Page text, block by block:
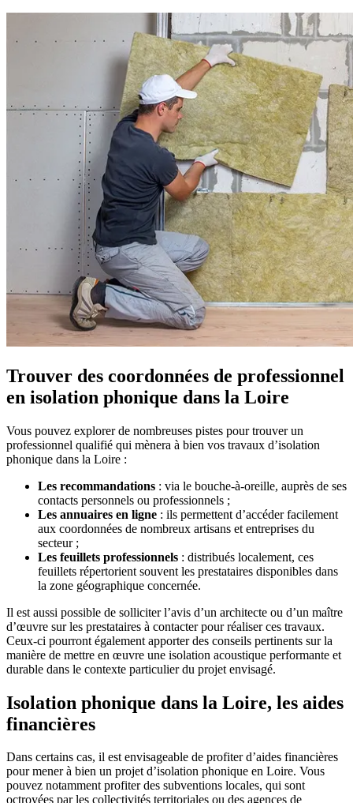
Trouver des coordonnées de professionnel
en isolation phonique dans la Loire
Vous pouvez explorer de nombreuses pistes pour trouver un
professionnel qualifié qui mènera à bien vos travaux d’isolation
phonique dans la Loire :
Les recommandations : via le bouche-à-oreille, auprès de ses
contacts personnels ou professionnels ;
Les annuaires en ligne : ils permettent d’accéder facilement
aux coordonnées de nombreux artisans et entreprises du
secteur ;
Les feuillets professionnels : distribués localement, ces
feuillets répertorient souvent les prestataires disponibles dans
la zone géographique concernée.
Il est aussi possible de solliciter l’avis d’un architecte ou d’un maître
d’œuvre sur les prestataires à contacter pour réaliser ces travaux.
Ceux-ci pourront également apporter des conseils pertinents sur la
manière de mettre en œuvre une isolation acoustique performante et
durable dans le contexte particulier du projet envisagé.
Isolation phonique dans la Loire, les aides
financières
Dans certains cas, il est envisageable de profiter d’aides financières
pour mener à bien un projet d’isolation phonique en Loire. Vous
pouvez notamment profiter des subventions locales, qui sont
octroyées par les collectivités territoriales ou des agences de